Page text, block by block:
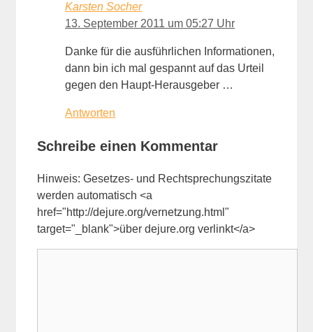
Karsten Socher
13. September 2011 um 05:27 Uhr
Danke für die ausführlichen Informationen,
dann bin ich mal gespannt auf das Urteil
gegen den Haupt-Herausgeber …
Antworten
Schreibe einen Kommentar
Hinweis: Gesetzes- und Rechtsprechungszitate
werden automatisch <a
href="http://dejure.org/vernetzung.html"
target="_blank">über dejure.org verlinkt</a>